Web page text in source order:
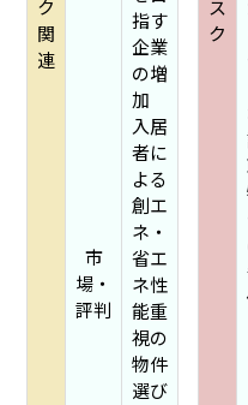
ク
関
連
ス
ク
市
場・
評判
指す
企業
の増
加
入居
者に
よる
創エ
ネ・
省エ
ネ性
能重
視の
物件
選び